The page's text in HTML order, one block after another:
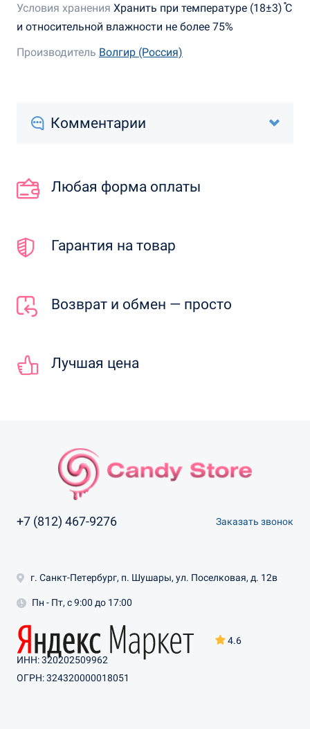
Условия хранения Хранить при температуре (18±3) ֯С
и относительной влажности не более 75%
Производитель Волгир (Россия)
Комментарии
Любая форма оплаты
Гарантия на товар
Возврат и обмен — просто
Лучшая цена
+7 (812) 467-9276 Заказать звонок
4.6
г. Санкт-Петербург, п. Шушары, ул. Поселковая, д. 12в
Пн - Пт, с 9:00 до 17:00
ИНН: 320202509962
ОГРН: 324320000018051